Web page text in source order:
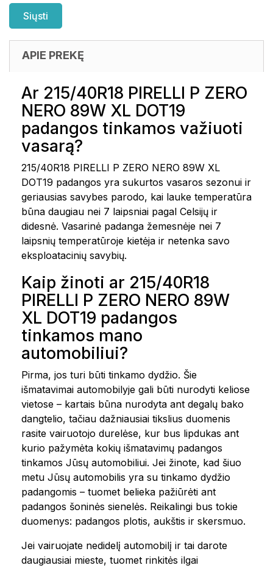
APIE PREKĘ
Ar 215/40R18 PIRELLI P ZERO
NERO 89W XL DOT19
padangos tinkamos važiuoti
vasarą?
215/40R18 PIRELLI P ZERO NERO 89W XL
DOT19 padangos yra sukurtos vasaros sezonui ir
geriausias savybes parodo, kai lauke temperatūra
būna daugiau nei 7 laipsniai pagal Celsijų ir
didesnė. Vasarinė padanga žemesnėje nei 7
laipsnių temperatūroje kietėja ir netenka savo
eksploatacinių savybių.
Kaip žinoti ar 215/40R18
PIRELLI P ZERO NERO 89W
XL DOT19 padangos
tinkamos mano
automobiliui?
Pirma, jos turi būti tinkamo dydžio. Šie
išmatavimai automobilyje gali būti nurodyti keliose
vietose – kartais būna nurodyta ant degalų bako
dangtelio, tačiau dažniausiai tikslius duomenis
rasite vairuotojo durelėse, kur bus lipdukas ant
kurio pažymėta kokių išmatavimų padangos
tinkamos Jūsų automobiliui. Jei žinote, kad šiuo
metu Jūsų automobilis yra su tinkamo dydžio
padangomis – tuomet belieka pažiūrėti ant
padangos šoninės sienelės. Reikalingi bus tokie
duomenys: padangos plotis, aukštis ir skersmuo.
Jei vairuojate nedidelį automobilį ir tai darote
daugiausiai mieste, tuomet rinkitės ilgai